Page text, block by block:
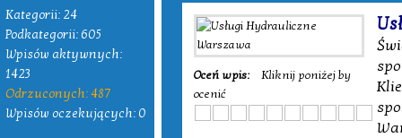
Kategorii: 24
Podkategorii: 605
Wpisów aktywnych:
1423
Odrzuconych: 487
Wpisów oczekujących: 0
Oceń wpis:
Kliknij poniżej by
ocenić